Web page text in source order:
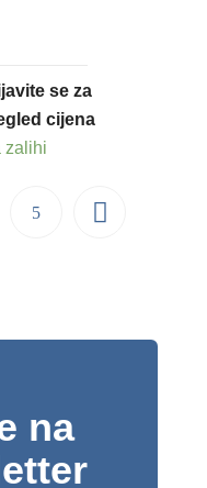
se za
cijena
zalihi
na